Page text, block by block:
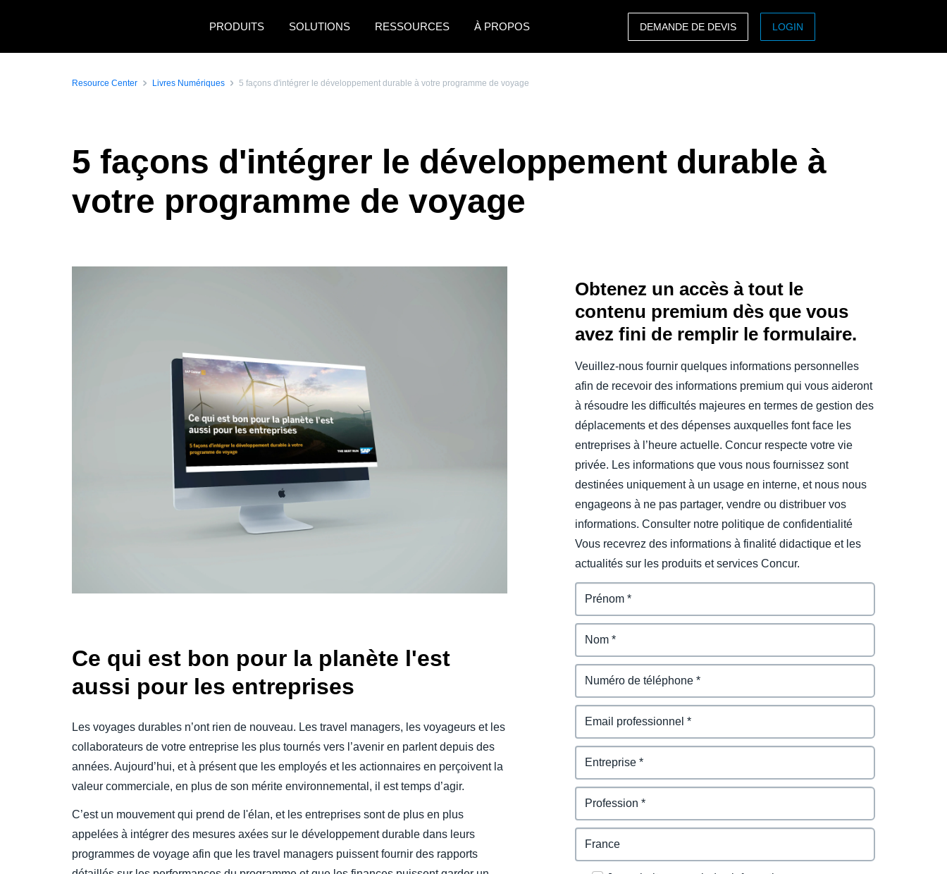
PRODUITS
SOLUTIONS RESSOURCES À PROPOS
Canada (Français)
México (Español)
Brasil (Português)
Deutschland (Deutsch)
Belgium (English)
España (Español)
Norway (English)
日本（日本語)
DEMANDE DE DEVIS LOGIN
Resource Center Livres Numériques 5 façons d'intégrer le développement durable à votre programme de voyage
5 façons d'intégrer le développement durable à
votre programme de voyage
Ce qui est bon pour la planète l'est
aussi pour les entreprises
Les voyages durables n’ont rien de nouveau. Les travel managers, les voyageurs et les
collaborateurs de votre entreprise les plus tournés vers l’avenir en parlent depuis des
années. Aujourd’hui, et à présent que les employés et les actionnaires en perçoivent la
valeur commerciale, en plus de son mérite environnemental, il est temps d’agir.
C’est un mouvement qui prend de l'élan, et les entreprises sont de plus en plus
appelées à intégrer des mesures axées sur le développement durable dans leurs
programmes de voyage afin que les travel managers puissent fournir des rapports
Obtenez un accès à tout le
contenu premium dès que vous
avez fini de remplir le formulaire.
Veuillez-nous fournir quelques informations personnelles
afin de recevoir des informations premium qui vous aideront
à résoudre les difficultés majeures en termes de gestion des
déplacements et des dépenses auxquelles font face les
entreprises à l’heure actuelle. Concur respecte votre vie
privée. Les informations que vous nous fournissez sont
destinées uniquement à un usage en interne, et nous nous
engageons à ne pas partager, vendre ou distribuer vos
informations. Consulter notre politique de confidentialité
Vous recevrez des informations à finalité didactique et les
actualités sur les produits et services Concur.